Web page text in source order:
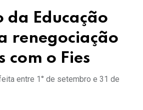
da Educação
renegociação
com o Fies
entre 1° de setembro e 31 de